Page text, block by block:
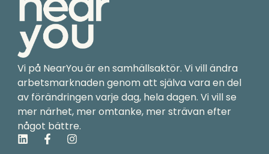
Vi på NearYou är en samhällsaktör. Vi vill ändra
arbetsmarknaden genom att själva vara en del
av förändringen varje dag, hela dagen. Vi vill se
mer närhet, mer omtanke, mer strävan efter
något bättre.
L
F
I